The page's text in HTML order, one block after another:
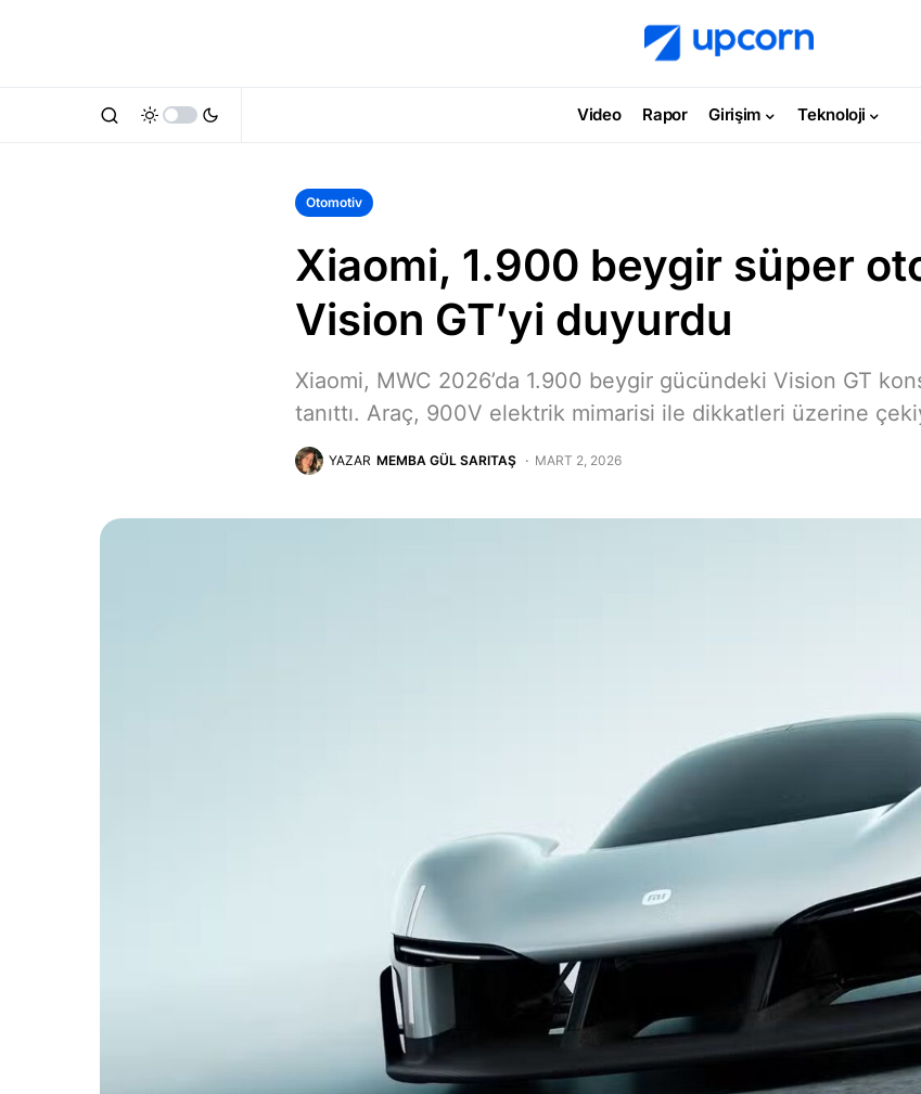
Video Rapor Girişim Teknoloji
Otomotiv
Xiaomi, 1.900 beygir süper
Vision GT’yi duyurdu
Xiaomi, MWC 2026’da 1.900 beygir gücündeki Vision GT
tanıttı. Araç, 900V elektrik mimarisi ile dikkatleri üzerine
YAZAR MEMBA GÜL SARITAŞ MART 2, 2026